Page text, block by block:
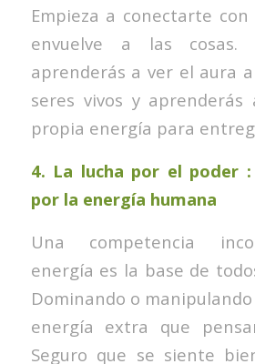
Empieza a conectarte
envuelve a las cosas.
aprenderás a ver el aura
seres vivos y
propia energía para
4. La lucha por el poder :
por la energía humana
Una competencia
energía es la base de
Dominando o
energía extra que
Seguro que se siente